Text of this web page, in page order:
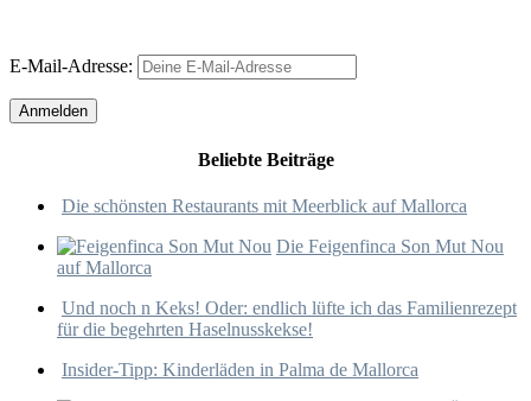
E-Mail-Adresse:
Beliebte Beiträge
Die schönsten Restaurants mit Meerblick auf Mallorca
Die Feigenfinca Son Mut Nou
auf Mallorca
Und noch n Keks! Oder: endlich lüfte ich das Familienrezept
für die begehrten Haselnusskekse!
Insider-Tipp: Kinderläden in Palma de Mallorca